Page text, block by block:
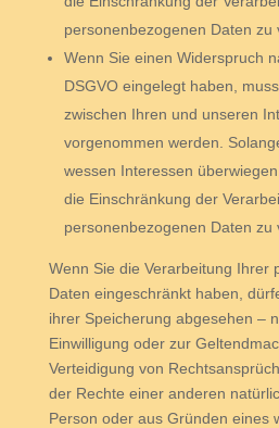
personenbezogenen Daten zu
Wenn Sie einen Widerspruch
DSGVO eingelegt haben,
zwischen Ihren und unseren
vorgenommen werden.
wessen Interessen
die Einschränkung der
personenbezogenen Daten zu
Wenn Sie die Verarbeitung Ihrer
Daten eingeschränkt haben,
ihrer Speicherung abgesehen –
Einwilligung oder zur
Verteidigung von
der Rechte einer anderen
Person oder aus Gründen eines